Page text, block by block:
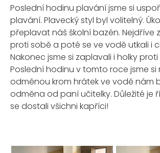
Poslední hodinu plavání jsme si
plavání. Plavecký styl byl volitelný.
přeplavat náš školní bazén. Nejdříve
proti sobě a poté se ve vodě utkali i
Nakonec jsme si zaplavali i holky proti
Poslední hodinu v tomto roce jsme si
odměnou krom hrátek ve vodě nám
odměna od paní učitelky. Důležité je
se dostali všichni kapříci!